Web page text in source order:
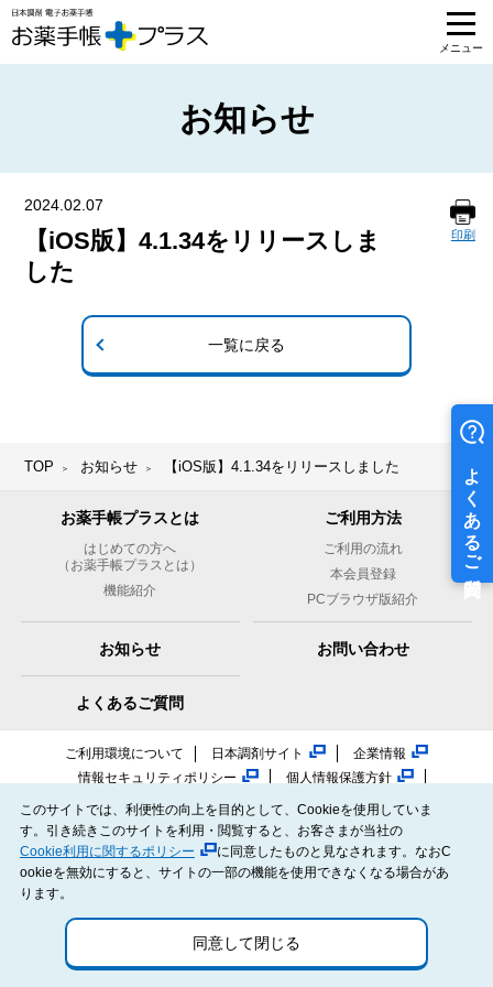
お知らせ
印刷
2024.02.07
【iOS版】4.1.34をリリースしま
した
一覧に戻る
TOP お知らせ 【iOS版】4.1.34をリリースしました
このサイトでは、利便性の向上を目的として、Cookieを使用していま
す。引き続きこのサイトを利用・閲覧すると、お客さまが当社の
Cookie利用に関するポリシー
に同意したものと見なされます。なおC
ookieを無効にすると、サイトの一部の機能を使用できなくなる場合があ
ります。
同意して閉じる
お薬手帳プラスとは
はじめての方へ
（お薬手帳プラスとは）
機能紹介
ご利用方法
ご利用の流れ
本会員登録
PCブラウザ版紹介
お知らせ お問い合わせ
よくあるご質問
ご利用環境について 日本調剤サイト
企業情報
情報セキュリティポリシー
個人情報保護方針
NiCOMS（日本調剤のオンライン服薬指導）
日本調剤オンラインストア
メディカルセンター.JP（日本調剤の医院開業サポート）
PHR指針に係るチェックシート確認結果
© NIHON CHOUZAI Co., Ltd. All rights reserved.